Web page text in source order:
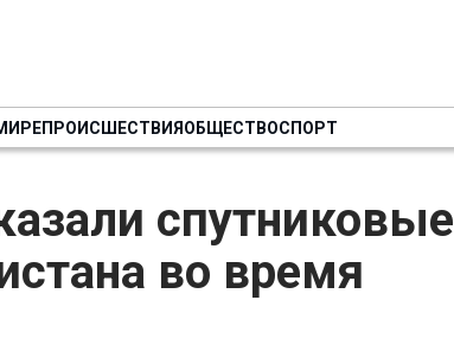
ПРОИСШЕСТВИЯОБЩЕСТВОСПОРТ
спутниковые
во время